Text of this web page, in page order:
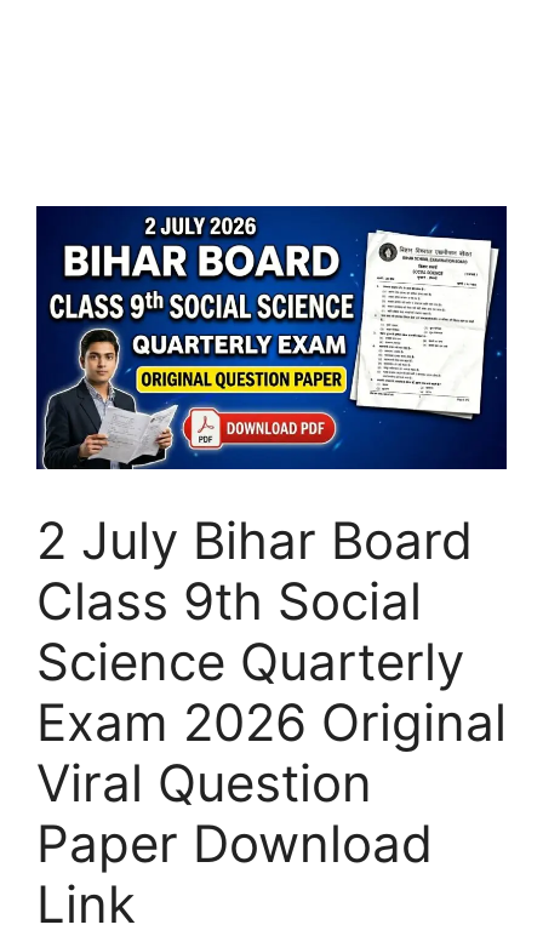
2 July Bihar Board
Class 9th Social
Science Quarterly
Exam 2026 Original
Viral Question
Paper Download
Link